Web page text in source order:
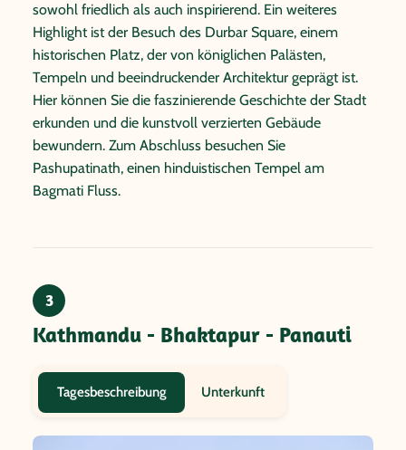
sowohl friedlich als auch inspirierend. Ein weiteres
Highlight ist der Besuch des Durbar Square, einem
historischen Platz, der von königlichen Palästen,
Tempeln und beeindruckender Architektur geprägt ist.
Hier können Sie die faszinierende Geschichte der Stadt
erkunden und die kunstvoll verzierten Gebäude
bewundern. Zum Abschluss besuchen Sie
Pashupatinath, einen hinduistischen Tempel am
Bagmati Fluss.
3
Kathmandu - Bhaktapur - Panauti
Tagesbeschreibung Unterkunft